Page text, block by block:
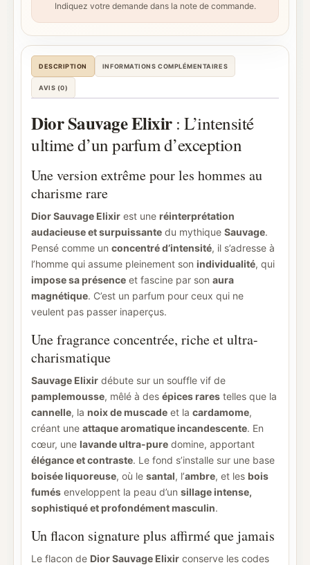
Indiquez votre demande dans la note de commande.
DESCRIPTION INFORMATIONS COMPLÉMENTAIRES
AVIS (0)
Dior Sauvage Elixir: L’intensité
ultime d’un parfum d’exception
Une version extrême pour les hommes au
charisme rare
Dior Sauvage Elixir est une réinterprétation
audacieuse et surpuissante du mythique Sauvage.
Pensé comme un concentré d’intensité, il s’adresse à
l’homme qui assume pleinement son individualité, qui
impose sa présence et fascine par son aura
magnétique. C’est un parfum pour ceux qui ne
veulent pas passer inaperçus.
Une fragrance concentrée, riche et ultra-
charismatique
Sauvage Elixir débute sur un souffle vif de
pamplemousse, mêlé à des épices rares telles que la
cannelle, la noix de muscade et la cardamome,
créant une attaque aromatique incandescente. En
cœur, une lavande ultra-pure domine, apportant
élégance et contraste. Le fond s’installe sur une base
boisée liquoreuse, où le santal, l’ambre, et les bois
fumés enveloppent la peau d’un sillage intense,
sophistiqué et profondément masculin.
Un flacon signature plus affirmé que jamais
Le flacon de Dior Sauvage Elixir conserve les codes